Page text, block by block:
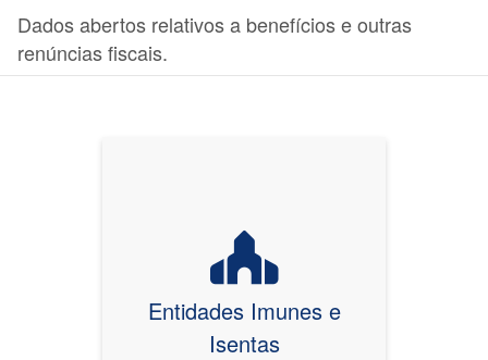
Dados abertos relativos a benefícios e outras
renúncias fiscais.
Entidades Imunes e
Isentas